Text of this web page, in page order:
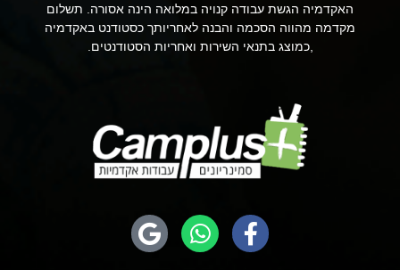
האקדמיה הגשת עבודה קנויה במלואה הינה אסורה. תשלום
מקדמה מהווה הסכמה והבנה לאחריותך כסטודנט באקדמיה
,כמוצג בתנאי השירות ואחריות הסטודנטים.